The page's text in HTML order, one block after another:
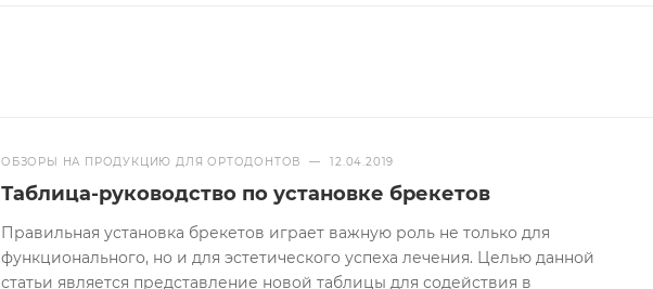
ОБЗОРЫ НА ПРОДУКЦИЮ ДЛЯ ОРТОДОНТОВ — 12.04.2019
Таблица-руководство по установке брекетов
Правильная установка брекетов играет важную роль не только для
функционального, но и для эстетического успеха лечения. Целью данной
статьи является представление новой таблицы для содействия в